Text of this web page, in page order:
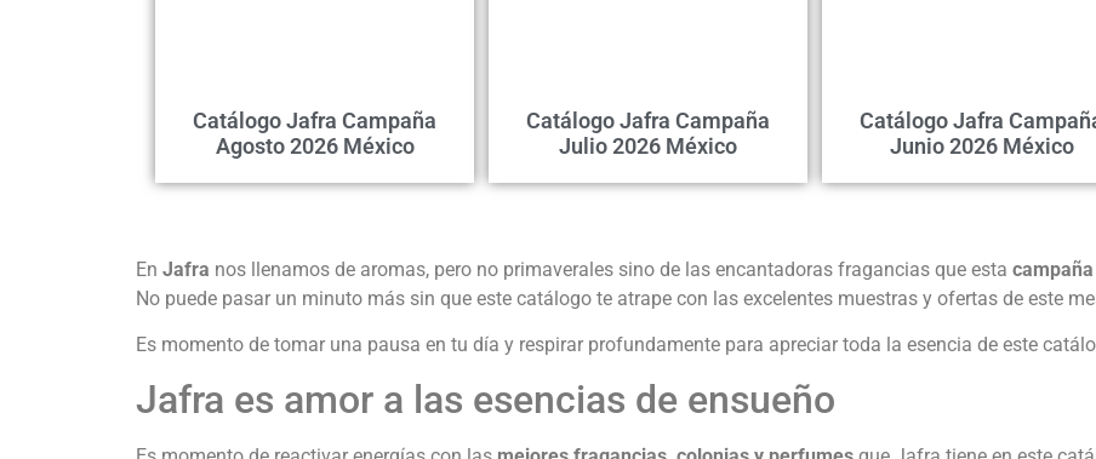
Catálogo Jafra Campaña
Agosto 2026 México
Catálogo Jafra Campaña
Julio 2026 México
Catálogo Jafra
Junio 2026 México
En Jafra nos llenamos de aromas, pero no primaverales sino de las encantadoras fragancias que esta
No puede pasar un minuto más sin que este catálogo te atrape con las excelentes muestras y ofertas de este
Es momento de tomar una pausa en tu día y respirar profundamente para apreciar toda la esencia de este
Jafra es amor a las esencias de ensueño